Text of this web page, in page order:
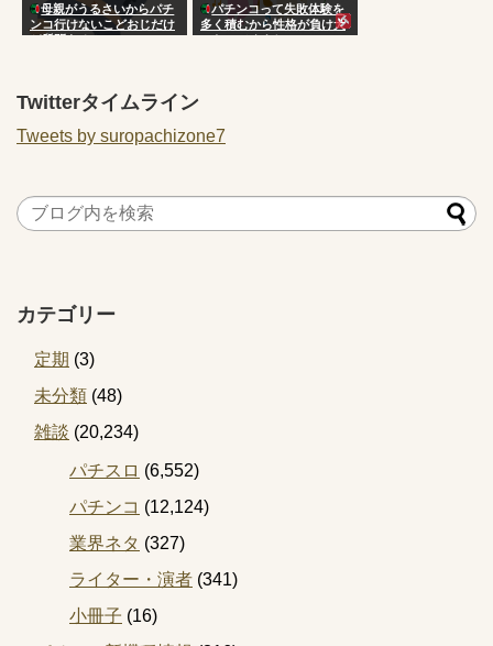
母親がうるさいからパチ
ンコ行けないこどおじだけ
ど質問ある？
パチンコって失敗体験を
多く積むから性格が負け犬
になってくよね
Twitterタイムライン
Tweets by suropachizone7
カテゴリー
定期 (3)
未分類 (48)
雑談 (20,234)
パチスロ (6,552)
パチンコ (12,124)
業界ネタ (327)
ライター・演者 (341)
小冊子 (16)